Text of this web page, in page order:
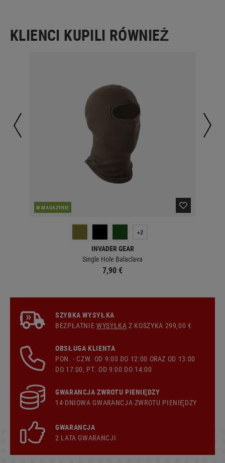
KLIENCI KUPILI RÓWNIEŻ
W MAGAZYNIE
+2
INVADER GEAR
Single Hole Balaclava
7,90 €
SZYBKA WYSYŁKA
BEZPŁATNIEWYSYŁKA Z KOSZYKA 299,00 €
OBSŁUGA KLIENTA
PON. - CZW. OD 9:00 DO 12:00 ORAZ OD 13:00
DO 17:00, PT. OD 9:00 DO 14:00
GWARANCJA ZWROTU PIENIĘDZY
14-DNIOWA GWARANCJA ZWROTU PIENIĘDZY
GWARANCJA
2 LATA GWARANCJI